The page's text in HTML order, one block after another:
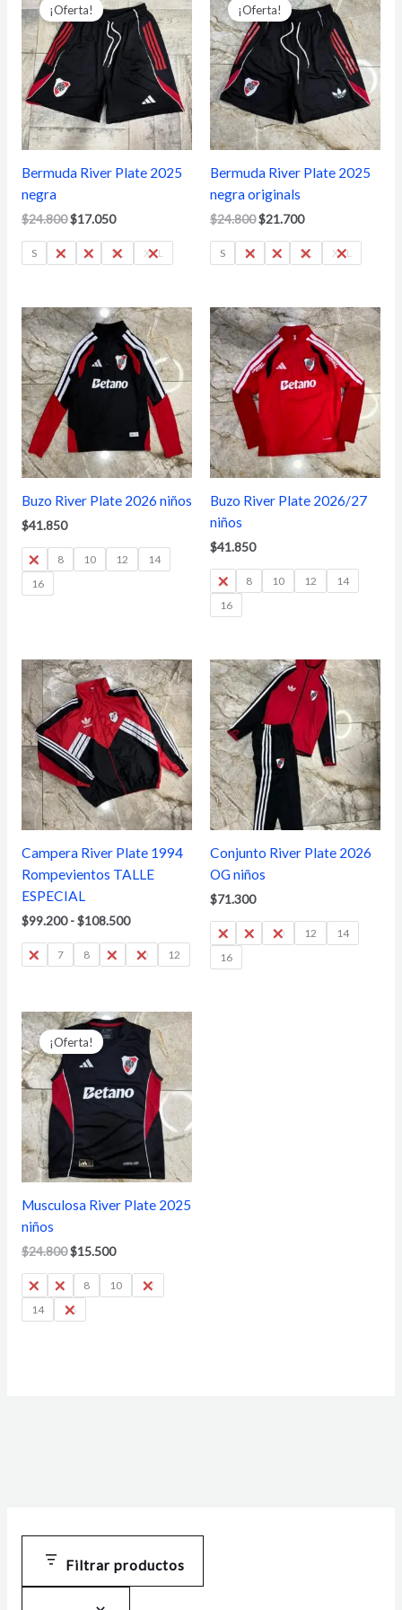
Filtrar productos
¡Oferta!
Bermuda River Plate 2025
negra
$24.800
original
era:
$24.800.
$17.050
actual
es:
$17.050.
S M L XL XXL
¡Oferta!
Bermuda River Plate 2025
negra originals
$24.800
original
era:
$24.800.
$21.700
actual
es:
$21.700.
S M L XL XXL
Buzo River Plate 2026 niños
$41.850
6 8 10 12
14
16
Buzo River Plate 2026/27
niños
$41.850
6 8 10 12
14
16
Campera River Plate 1994
Rompevientos TALLE
ESPECIAL
$99.200 -$108.500
Rango
de
precios:
desde
$99.200
hasta
$108.500
6 7 8 9 10 12
Conjunto River Plate 2026
OG niños
$71.300
6 8 10 12
14
16
¡Oferta!
Musculosa River Plate 2025
niños
$24.800
El
precio
original
era:
$24.800.
$15.500
El
precio
es:
$15.500.
4 6 8 10
12
14
16